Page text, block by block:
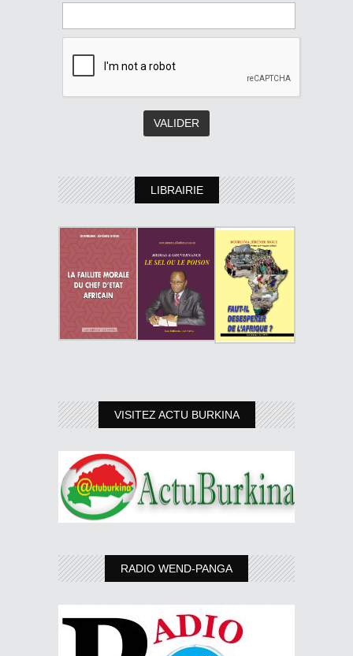
LIBRAIRIE
VISITEZ ACTU BURKINA
RADIO WEND-PANGA